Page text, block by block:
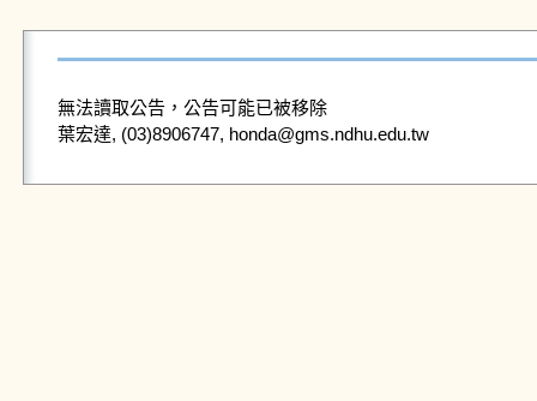
無法讀取公告，公告可能已被移除
葉宏達, (03)8906747, honda@gms.ndhu.edu.tw